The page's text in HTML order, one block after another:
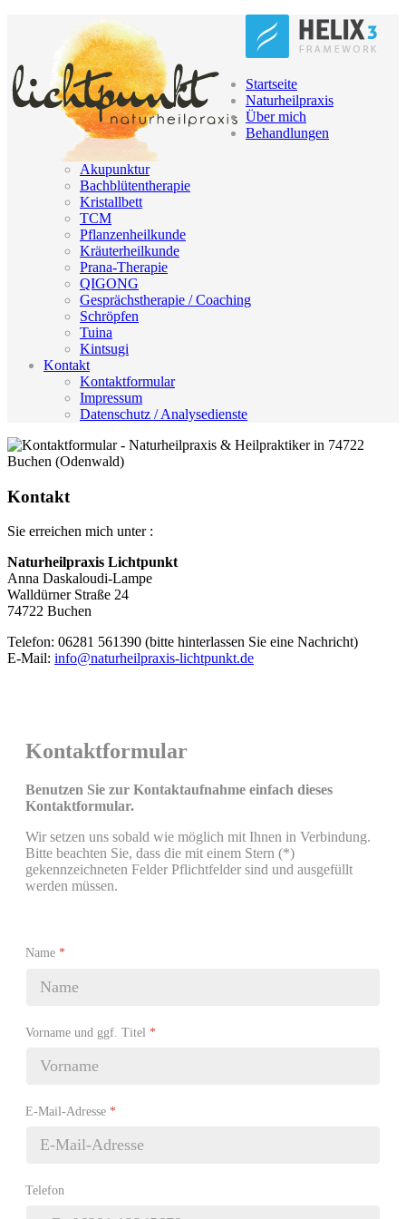
Startseite
Naturheilpraxis
Über mich
Behandlungen
Akupunktur
Bachblütentherapie
Kristallbett
TCM
Pflanzenheilkunde
Kräuterheilkunde
Prana-Therapie
QIGONG
Gesprächstherapie / Coaching
Schröpfen
Tuina
Kintsugi
Kontakt
Kontaktformular
Impressum
Datenschutz / Analysedienste
Kontakt
Sie erreichen mich unter :
Naturheilpraxis Lichtpunkt
Anna Daskaloudi-Lampe
Walldürner Straße 24
74722 Buchen
Telefon: 06281 561390 (bitte hinterlassen Sie eine Nachricht)
E-Mail: info@naturheilpraxis-lichtpunkt.de
Kontaktformular
Benutzen Sie zur Kontaktaufnahme einfach dieses
Kontaktformular.
Wir setzen uns sobald wie möglich mit Ihnen in Verbindung.
Bitte beachten Sie, dass die mit einem Stern (*)
gekennzeichneten Felder Pflichtfelder sind und ausgefüllt
werden müssen.
Name *
Vorname und ggf. Titel *
E-Mail-Adresse *
Telefon